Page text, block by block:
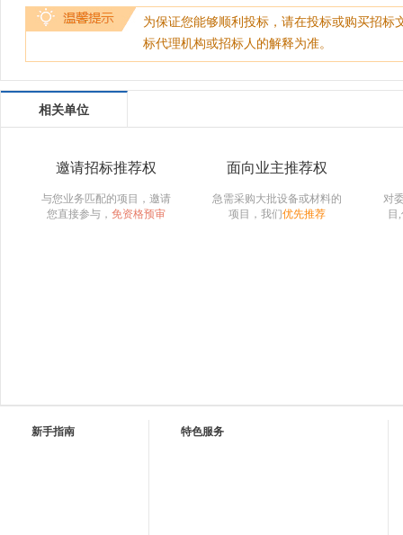
为保证您能够顺利投标，请在投标或购买招
标代理机构或招标人的解释为准。
相关单位
邀请招标推荐权
与您业务匹配的项目，邀请
您直接参与， 免资格预审
面向业主推荐权
急需采购大批设备或材料的
项目，我们优先推荐
对
目
新手指南 特色服务